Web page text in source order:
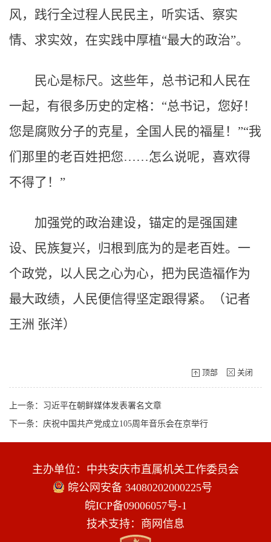
风，践行全过程人民民主，听实话、察实
情、求实效，在实践中厚植“最大的政治”。
民心是标尺。这些年，总书记和人民在
一起，有很多历史的定格：“总书记，您好！
您是腐败分子的克星，全国人民的福星！”“我
们那里的老百姓把您……怎么说呢，喜欢得
不得了！”
加强党的政治建设，锚定的是强国建
设、民族复兴，归根到底为的是老百姓。一
个政党，以人民之心为心，把为民造福作为
最大政绩，人民便信得坚定跟得紧。（记者
王洲 张洋）
顶部 关闭
上一条：习近平在朝鲜媒体发表署名文章
下一条：庆祝中国共产党成立105周年音乐会在京举行
主办单位：中共安庆市直属机关工作委员会
皖公网安备 34080202000225号
皖ICP备09006057号-1
技术支持：商网信息